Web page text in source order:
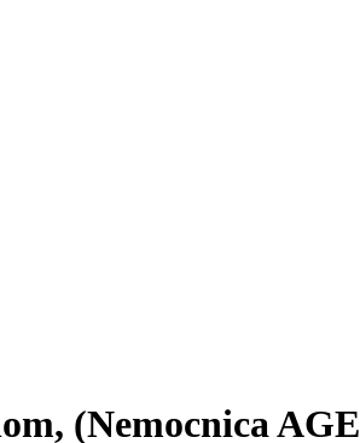
(Nemocnica